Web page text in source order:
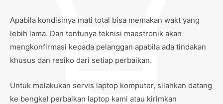
Apabila kondisinya mati total bisa memakan wakt yang
lebih lama. Dan tentunya teknisi maestronik akan
mengkonfirmasi kepada pelanggan apabila ada tindakan
khusus dan resiko dari setiap perbaikan.
Untuk melakukan servis laptop komputer, silahkan datang
ke bengkel perbaikan laptop kami atau kirimkan